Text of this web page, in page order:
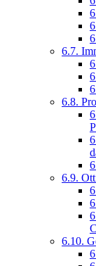
6.7.
6.8.
6.9.
6.10.